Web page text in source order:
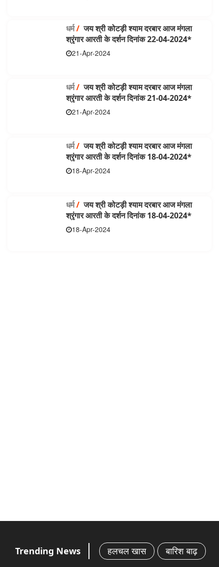
धर्म/जय श्री कोटड़ी श्याम दरबार आज मंगला
श्रृंगार आरती के दर्शन दिनांक 22-04-2024*
21-Apr-2024
धर्म/जय श्री कोटड़ी श्याम दरबार आज मंगला
श्रृंगार आरती के दर्शन दिनांक 21-04-2024*
21-Apr-2024
धर्म/जय श्री कोटड़ी श्याम दरबार आज मंगला
श्रृंगार आरती के दर्शन दिनांक 18-04-2024*
18-Apr-2024
धर्म/जय श्री कोटड़ी श्याम दरबार आज मंगला
श्रृंगार आरती के दर्शन दिनांक 18-04-2024*
18-Apr-2024
Trending News हलचल खास बारिश बाढ़